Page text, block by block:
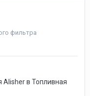
фильтра
Alisherв Топливная